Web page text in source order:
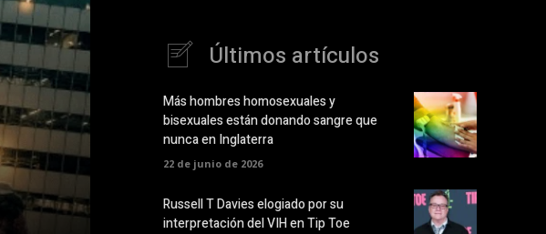
Últimos artículos
Más hombres homosexuales y
bisexuales están donando sangre que
nunca en Inglaterra
22 de junio de 2026
Russell T Davies elogiado por su
interpretación del VIH en Tip Toe